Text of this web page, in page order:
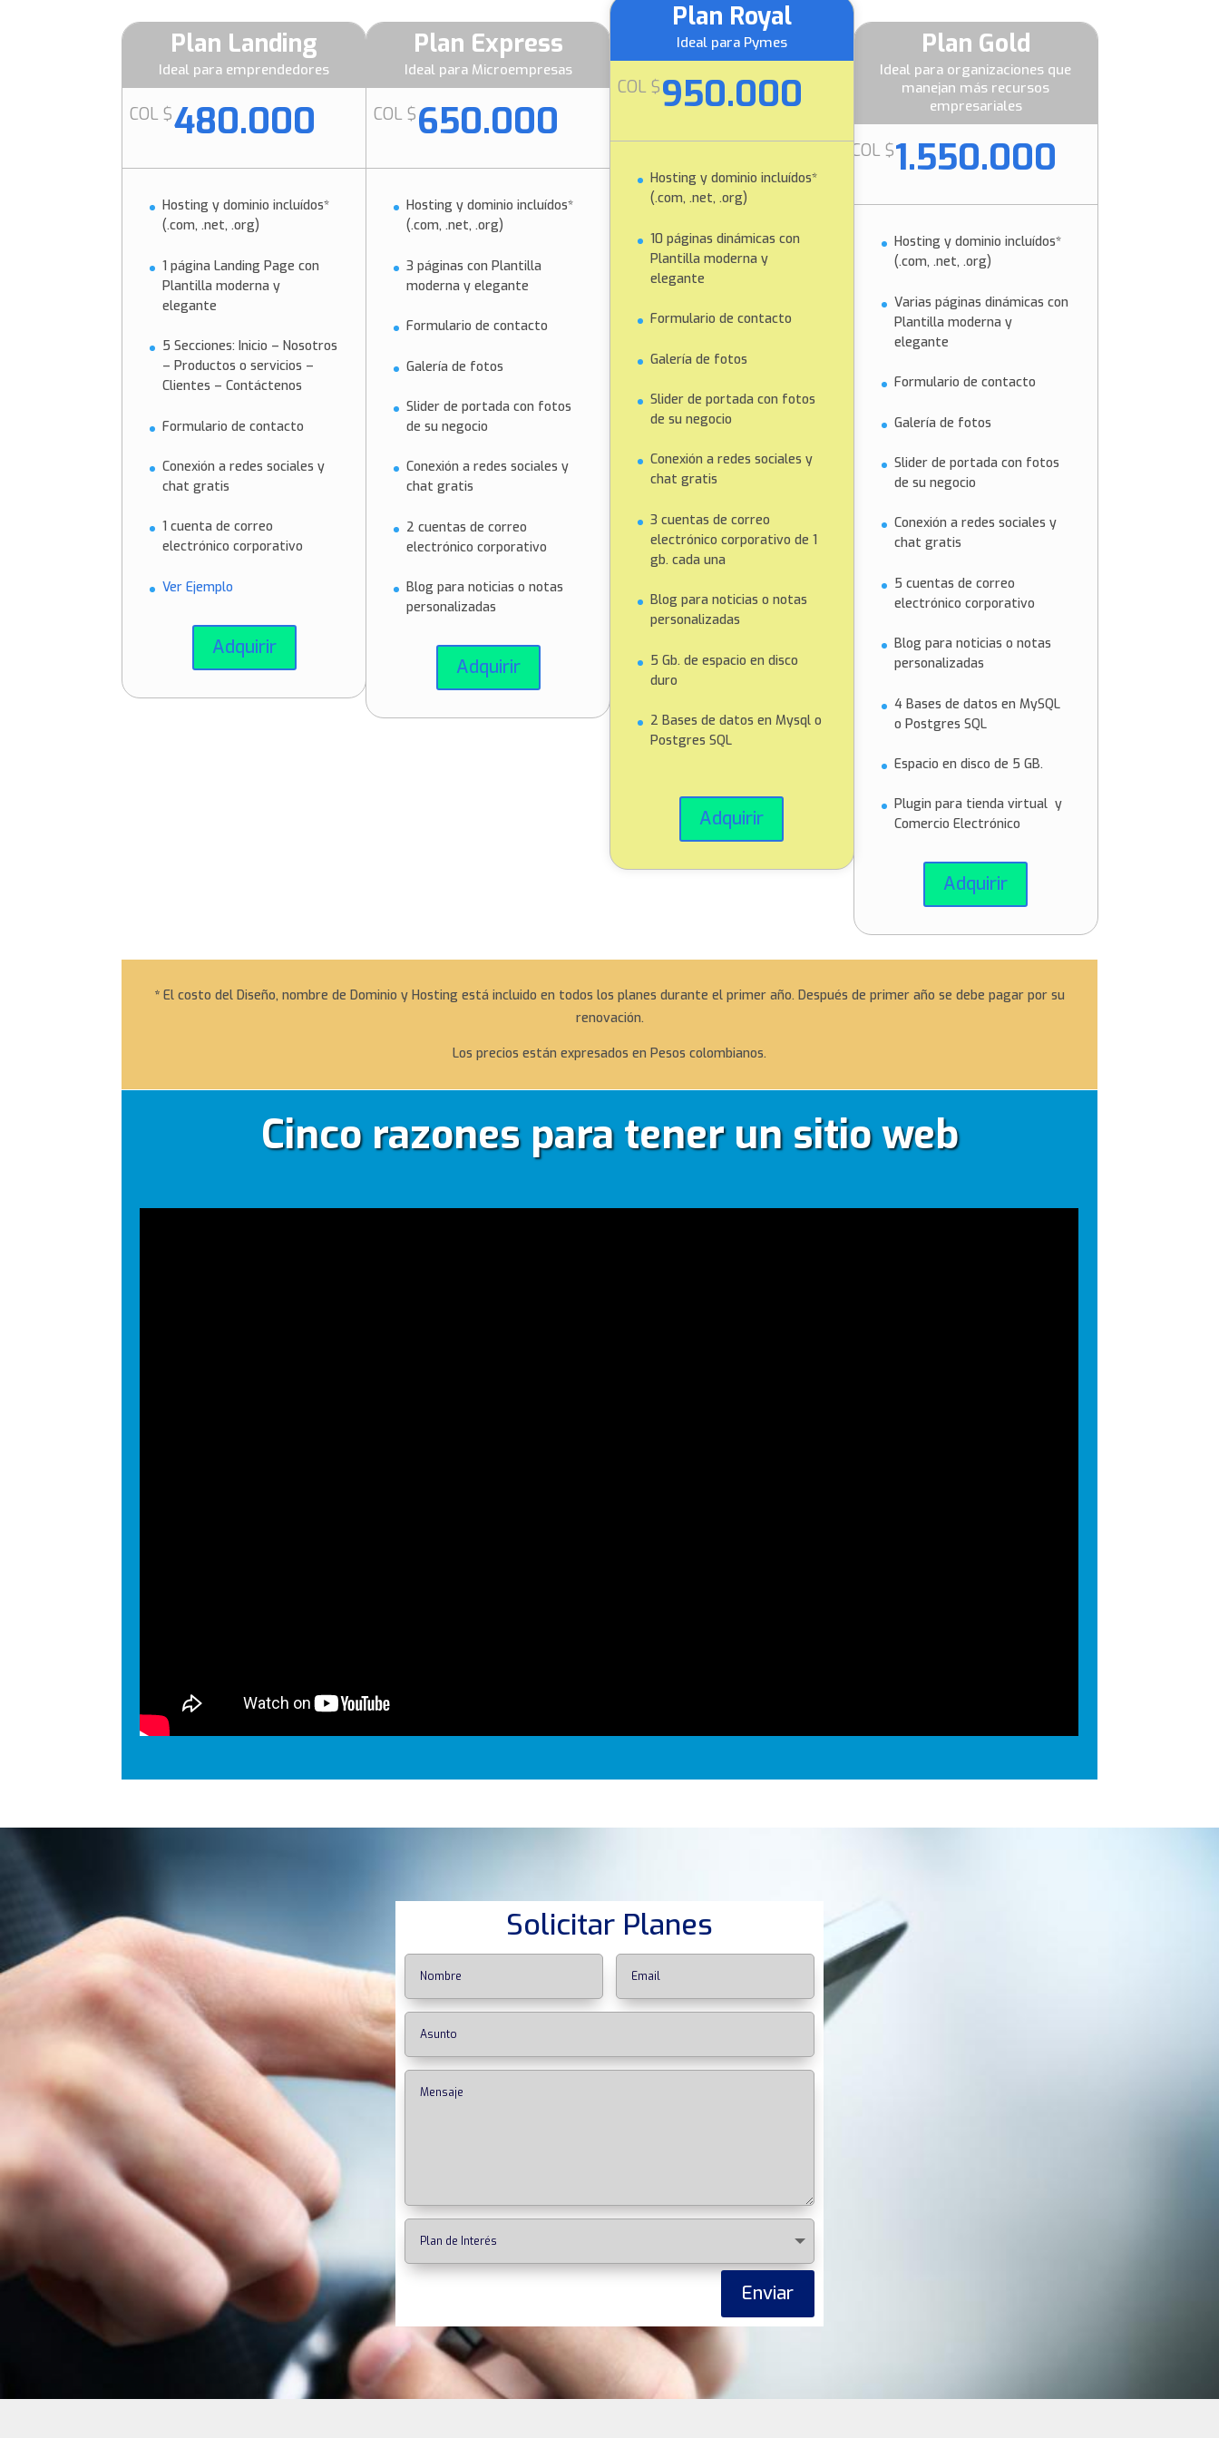
Plan Landing
Ideal para emprendedores
COL $480.000
Hosting y dominio incluídos*
(.com, .net, .org)
1 página Landing Page con
Plantilla moderna y
elegante
5 Secciones: Inicio – Nosotros
– Productos o servicios –
Clientes – Contáctenos
Formulario de contacto
Conexión a redes sociales y
chat gratis
1 cuenta de correo
electrónico corporativo
Ver Ejemplo
Adquirir
Plan Express
Ideal para Microempresas
COL $650.000
Hosting y dominio incluídos*
(.com, .net, .org)
3 páginas con Plantilla
moderna y elegante
Formulario de contacto
Galería de fotos
Slider de portada con fotos
de su negocio
Conexión a redes sociales y
chat gratis
2 cuentas de correo
electrónico corporativo
Blog para noticias o notas
personalizadas
Adquirir
Plan Royal
Ideal para Pymes
COL $950.000
Hosting y dominio incluídos*
(.com, .net, .org)
10 páginas dinámicas con
Plantilla moderna y
elegante
Formulario de contacto
Galería de fotos
Slider de portada con fotos
de su negocio
Conexión a redes sociales y
chat gratis
3 cuentas de correo
electrónico corporativo de 1
gb. cada una
Blog para noticias o notas
personalizadas
5 Gb. de espacio en disco
duro
2 Bases de datos en Mysql o
Postgres SQL
Adquirir
Plan Gold
Ideal para organizaciones que
manejan más recursos
empresariales
COL $1.550.000
Hosting y dominio incluídos*
(.com, .net, .org)
Varias páginas dinámicas con
Plantilla moderna y
elegante
Formulario de contacto
Galería de fotos
Slider de portada con fotos
de su negocio
Conexión a redes sociales y
chat gratis
5 cuentas de correo
electrónico corporativo
Blog para noticias o notas
personalizadas
4 Bases de datos en MySQL
o Postgres SQL
Espacio en disco de 5 GB.
Plugin para tienda virtual y
Comercio Electrónico
Adquirir
* El costo del Diseño, nombre de Dominio y Hosting está incluido en todos los planes durante el primer año. Después de primer año se debe pagar por su
renovación.
Los precios están expresados en Pesos colombianos.
Cinco razones para tener un sitio web
Solicitar Planes
Enviar